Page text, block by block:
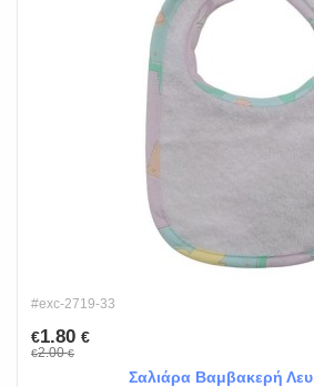
#exc-2719-33
€1.80 €
€2.00€
Σαλιάρα Βαμβακερή